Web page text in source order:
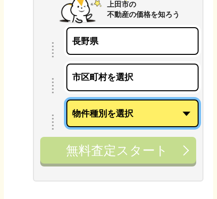
上田市の
不動産の価格を知ろう
無料査定スタート